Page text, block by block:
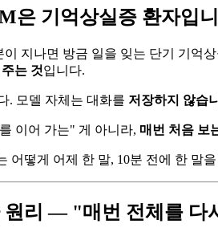
은 기억상실증 환자입
지나면 방금 일을 잊는 단기 기억
는 것입니다.
. 모델 자체는 대화를 저장하지 않습
이어 가는" 게 아니라, 매번 처음 보
어떻게 어제 한 말, 10분 전에 한 말
원리 — "매번 전체를 다